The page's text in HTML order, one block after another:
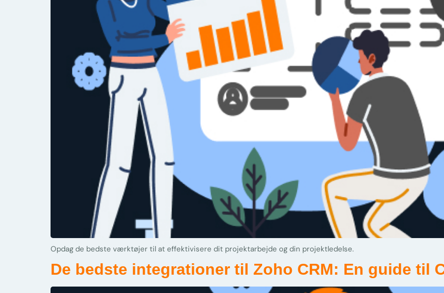
Opdag de bedste værktøjer til at effektivisere dit projektarbejde og din projektledelse.
De bedste integrationer til Zoho CRM: En guide til